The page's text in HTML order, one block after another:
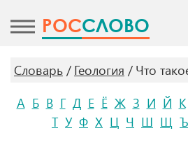
POCСЛОВО
Словарь Геология
Что
А Б В Г Д Е Ё Ж З И Й К
Т У Ф Х Ц Ч Ш Щ Ъ